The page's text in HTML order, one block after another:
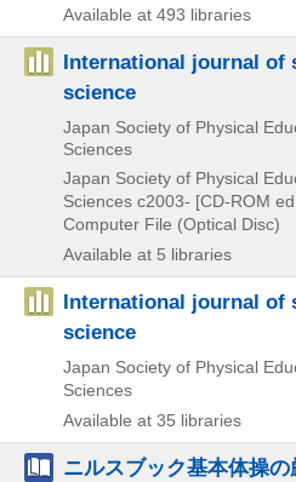
Available at 493 libraries
International journal of
science
Japan Society of Physical
Sciences
Japan Society of Physical
Sciences c2003- [CD-ROM
Computer File (Optical Disc)
Available at 5 libraries
International journal of
science
Japan Society of Physical
Sciences
Available at 35 libraries
ニルスブック基本体操